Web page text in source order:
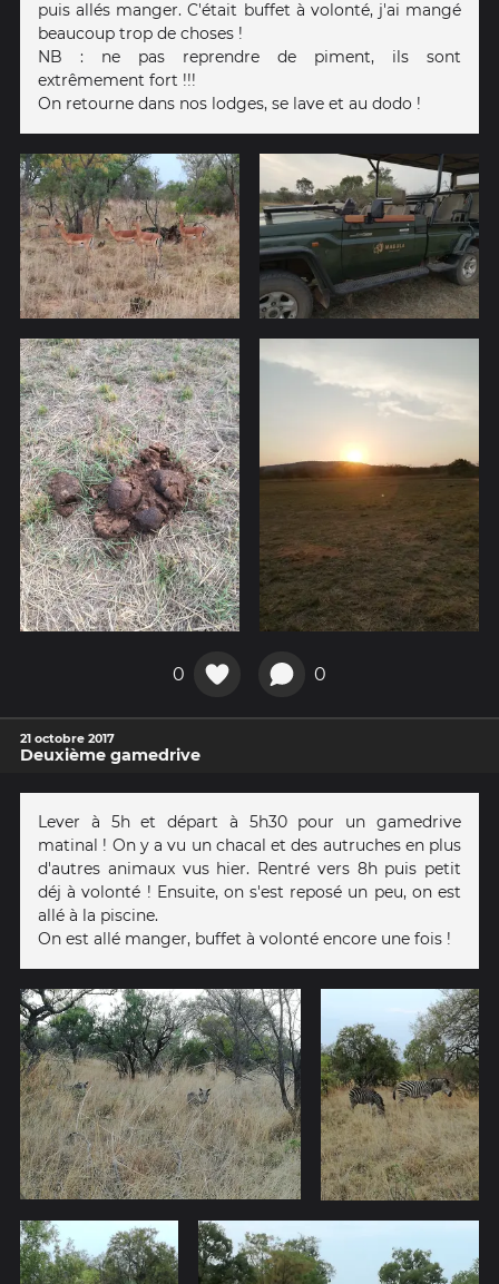
puis allés manger. C'était buffet à volonté, j'ai mangé
beaucoup trop de choses !
NB : ne pas reprendre de piment, ils sont
extrêmement fort !!!
On retourne dans nos lodges, se lave et au dodo !
0 0
21 octobre 2017
Deuxième gamedrive
Lever à 5h et départ à 5h30 pour un gamedrive
matinal ! On y a vu un chacal et des autruches en plus
d'autres animaux vus hier. Rentré vers 8h puis petit
déj à volonté ! Ensuite, on s'est ️reposé un peu, on est
allé à la piscine.
On est allé manger, buffet à volonté encore une fois !